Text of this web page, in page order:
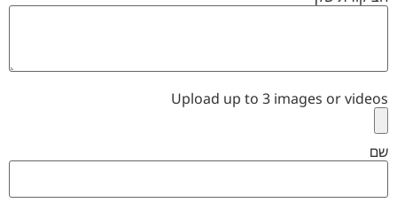
Upload up to 3 images or videos
שם